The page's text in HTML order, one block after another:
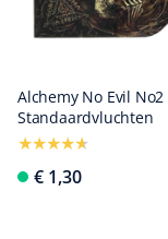
Alchemy No Evil No2
Standaardvluchten
€ 1,30